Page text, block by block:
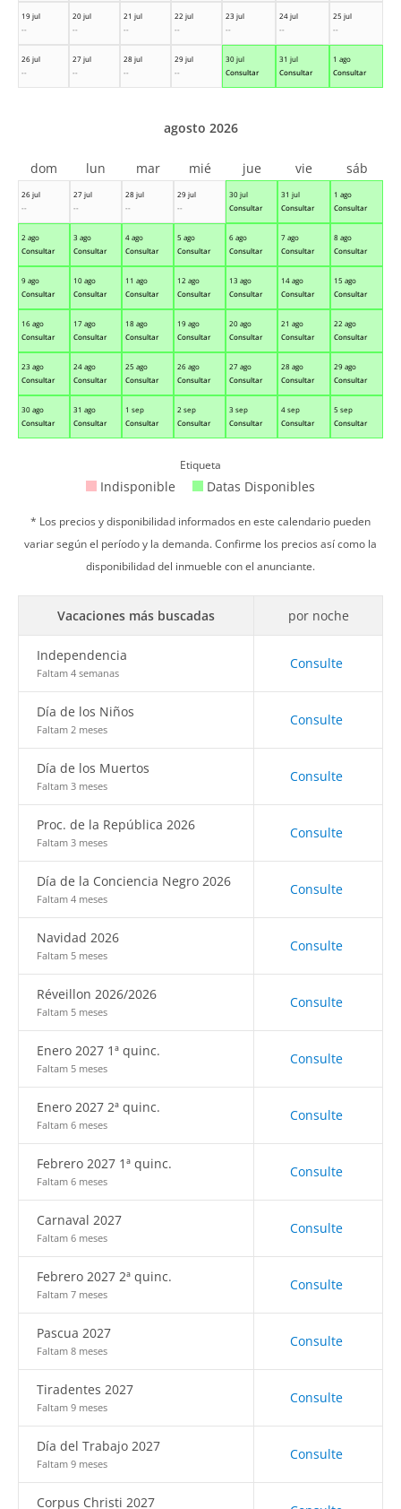
19 jul
--
20 jul
--
21 jul
--
22 jul
--
23 jul
--
24 jul
--
25 jul
--
26 jul
--
27 jul
--
28 jul
--
29 jul
--
30 jul
Consultar
31 jul
Consultar
1 ago
Consultar
26 jul
--
27 jul
--
28 jul
--
29 jul
--
30 jul
Consultar
31 jul
Consultar
1 ago
Consultar
2 ago
Consultar
3 ago
Consultar
4 ago
Consultar
5 ago
Consultar
6 ago
Consultar
7 ago
Consultar
8 ago
Consultar
9 ago
Consultar
10 ago
Consultar
11 ago
Consultar
12 ago
Consultar
13 ago
Consultar
14 ago
Consultar
15 ago
Consultar
16 ago
Consultar
17 ago
Consultar
18 ago
Consultar
19 ago
Consultar
20 ago
Consultar
21 ago
Consultar
22 ago
Consultar
23 ago
Consultar
24 ago
Consultar
25 ago
Consultar
26 ago
Consultar
27 ago
Consultar
28 ago
Consultar
29 ago
Consultar
30 ago
Consultar
31 ago
Consultar
1 sep
Consultar
2 sep
Consultar
3 sep
Consultar
4 sep
Consultar
5 sep
Consultar
agosto 2026
dom lun mar mié jue vie sáb
Etiqueta
Indisponible Datas Disponibles
* Los precios y disponibilidad informados en este calendario pueden
variar según el período y la demanda. Confirme los precios así como la
disponibilidad del inmueble con el anunciante.
Vacaciones más buscadas por noche
Independencia
Faltam 4 semanas
Consulte
Día de los Niños
Faltam 2 meses
Consulte
Día de los Muertos
Faltam 3 meses
Consulte
Proc. de la República 2026
Faltam 3 meses
Consulte
Día de la Conciencia Negro 2026
Faltam 4 meses
Consulte
Navidad 2026
Faltam 5 meses
Consulte
Réveillon 2026/2026
Faltam 5 meses
Consulte
Enero 2027 1ª quinc.
Faltam 5 meses
Consulte
Enero 2027 2ª quinc.
Faltam 6 meses
Consulte
Febrero 2027 1ª quinc.
Faltam 6 meses
Consulte
Carnaval 2027
Faltam 6 meses
Consulte
Febrero 2027 2ª quinc.
Faltam 7 meses
Consulte
Pascua 2027
Faltam 8 meses
Consulte
Tiradentes 2027
Faltam 9 meses
Consulte
Día del Trabajo 2027
Faltam 9 meses
Consulte
Corpus Christi 2027